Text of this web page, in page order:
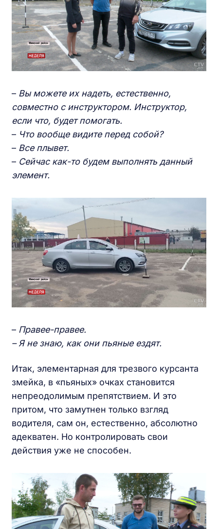
– Вы можете их надеть, естественно,
совместно с инструктором. Инструктор,
если что, будет помогать.
– Что вообще видите перед собой?
– Все плывет.
– Сейчас как-то будем выполнять данный
элемент.
– Правее-правее.
– Я не знаю, как они пьяные ездят.
Итак, элементарная для трезвого курсанта
змейка, в «пьяных» очках становится
непреодолимым препятствием. И это
притом, что замутнен только взгляд
водителя, сам он, естественно, абсолютно
адекватен. Но контролировать свои
действия уже не способен.